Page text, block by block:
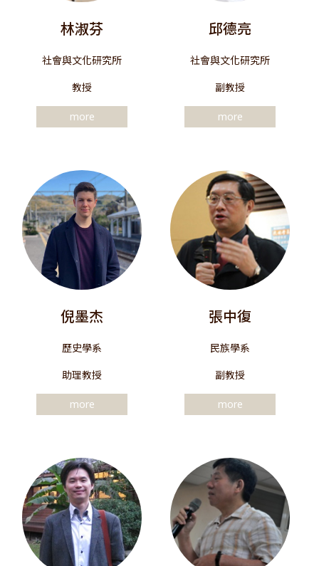
林淑芬
社會與文化研究所
教授
more
邱德亮
社會與文化研究所
副教授
more
倪墨杰
歷史學系
助理教授
more
張中復
民族學系
副教授
more